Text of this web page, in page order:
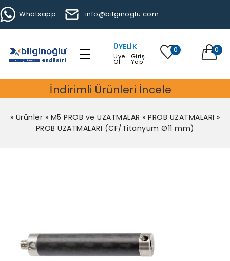
Whatsapp info@bilginoglu.com
ÜYELIK
Üye
Ol
Giriş
Yap
0 0
İndirimli Ürünleri İncele
» Ürünler » M5 PROB ve UZATMALAR » PROB UZATMALARI »
PROB UZATMALARI (CF/Titanyum Ø11 mm)